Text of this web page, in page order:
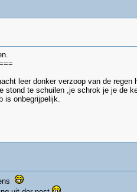
leer donker verzoop van de
stond te schuilen ,je schrok je je de
is onbegrijpelijk.